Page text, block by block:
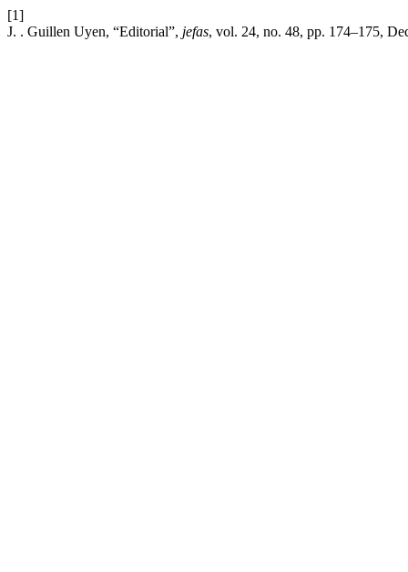
[1]
J. . Guillen Uyen, “Editorial”, jefas, vol. 24, no. 48, pp. 174–175,